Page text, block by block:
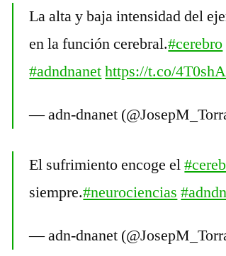
La alta y baja intensidad del
en la función cerebral.#cerebro
#adndnanethttps://t.co/
— adn-dnanet
El sufrimiento encoge el
siempre.#neurociencias
— adn-dnanet